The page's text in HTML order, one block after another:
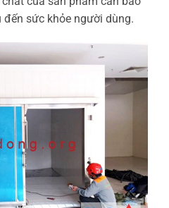
sức khỏe người dùng.